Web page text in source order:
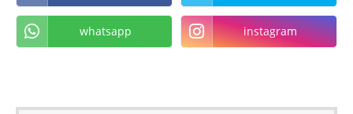
whatsapp instagram